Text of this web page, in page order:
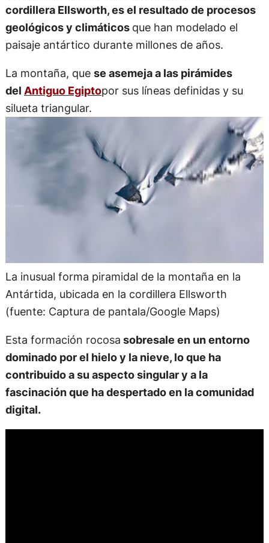
cordillera Ellsworth, es el resultado de procesos
geológicos y climáticos que han modelado el
paisaje antártico durante millones de años.
La montaña, que se asemeja a las pirámides
del Antiguo Egiptopor sus líneas definidas y su
silueta triangular.
La inusual forma piramidal de la montaña en la
Antártida, ubicada en la cordillera Ellsworth
(fuente: Captura de pantala/Google Maps)
Esta formación rocosa sobresale en un entorno
dominado por el hielo y la nieve, lo que ha
contribuido a su aspecto singular y a la
fascinación que ha despertado en la comunidad
digital.